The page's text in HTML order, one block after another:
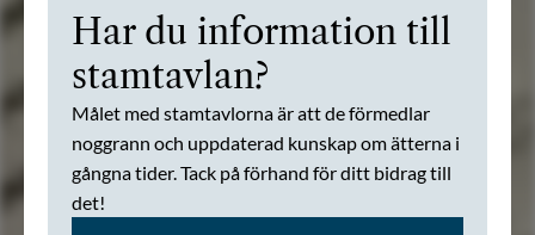
Har du information till
stamtavlan?
Målet med stamtavlorna är att de förmedlar
noggrann och uppdaterad kunskap om ätterna i
gångna tider. Tack på förhand för ditt bidrag till
det!